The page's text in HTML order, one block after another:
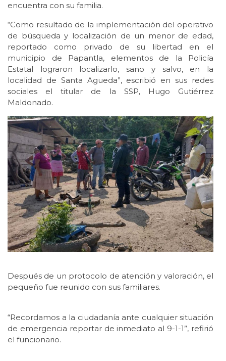
encuentra con su familia.
“Como resultado de la implementación del operativo
de búsqueda y localización de un menor de edad,
reportado como privado de su libertad en el
municipio de Papantla, elementos de la Policía
Estatal lograron localizarlo, sano y salvo, en la
localidad de Santa Agueda”, escribió en sus redes
sociales el titular de la SSP, Hugo Gutiérrez
Maldonado.
Después de un protocolo de atención y valoración, el
pequeño fue reunido con sus familiares.
“Recordamos a la ciudadanía ante cualquier situación
de emergencia reportar de inmediato al 9-1-1”, refirió
el funcionario.